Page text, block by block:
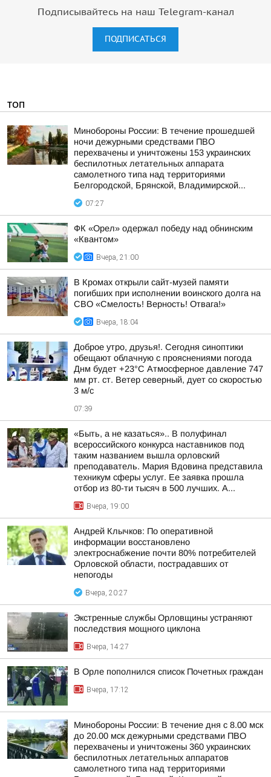
Подписывайтесь на наш Telegram-канал
ПОДПИСАТЬСЯ
ТОП
Минобороны России: В течение прошедшей
ночи дежурными средствами ПВО
перехвачены и уничтожены 153 украинских
беспилотных летательных аппарата
самолетного типа над территориями
Белгородской, Брянской, Владимирской...
07:27
ФК «Орел» одержал победу над обнинским
«Квантом»
Вчера, 21:00
В Кромах открыли сайт-музей памяти
погибших при исполнении воинского долга на
СВО «Смелость! Верность! Отвага!»
Вчера, 18:04
Доброе утро, друзья!. Сегодня синоптики
обещают облачную с прояснениями погода
Днм будет +23°С Атмосферное давление 747
мм рт. ст. Ветер северный, дует со скоростью
3 м/с
07:39
«Быть, а не казаться».. В полуфинал
всероссийского конкурса наставников под
таким названием вышла орловский
преподаватель. Мария Вдовина представила
техникум сферы услуг. Ее заявка прошла
отбор из 80-ти тысяч в 500 лучших. А...
Вчера, 19:00
Андрей Клычков: По оперативной
информации восстановлено
электроснабжение почти 80% потребителей
Орловской области, пострадавших от
непогоды
Вчера, 20:27
Экстренные службы Орловщины устраняют
последствия мощного циклона
Вчера, 14:27
В Орле пополнился список Почетных граждан
Вчера, 17:12
Минобороны России: В течение дня с 8.00 мск
до 20.00 мск дежурными средствами ПВО
перехвачены и уничтожены 360 украинских
беспилотных летательных аппаратов
самолетного типа над территориями